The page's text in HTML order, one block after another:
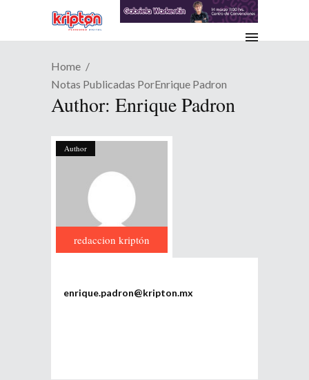
Home
Notas Publicadas PorEnrique Padron
Author: Enrique Padron
Author
redaccion kriptón
enrique.padron@kripton.mx